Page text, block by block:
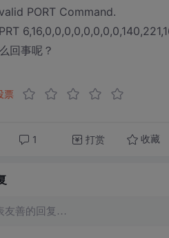
PORT Command.
回事呢？
票
1 打赏 收藏
友善的回复…